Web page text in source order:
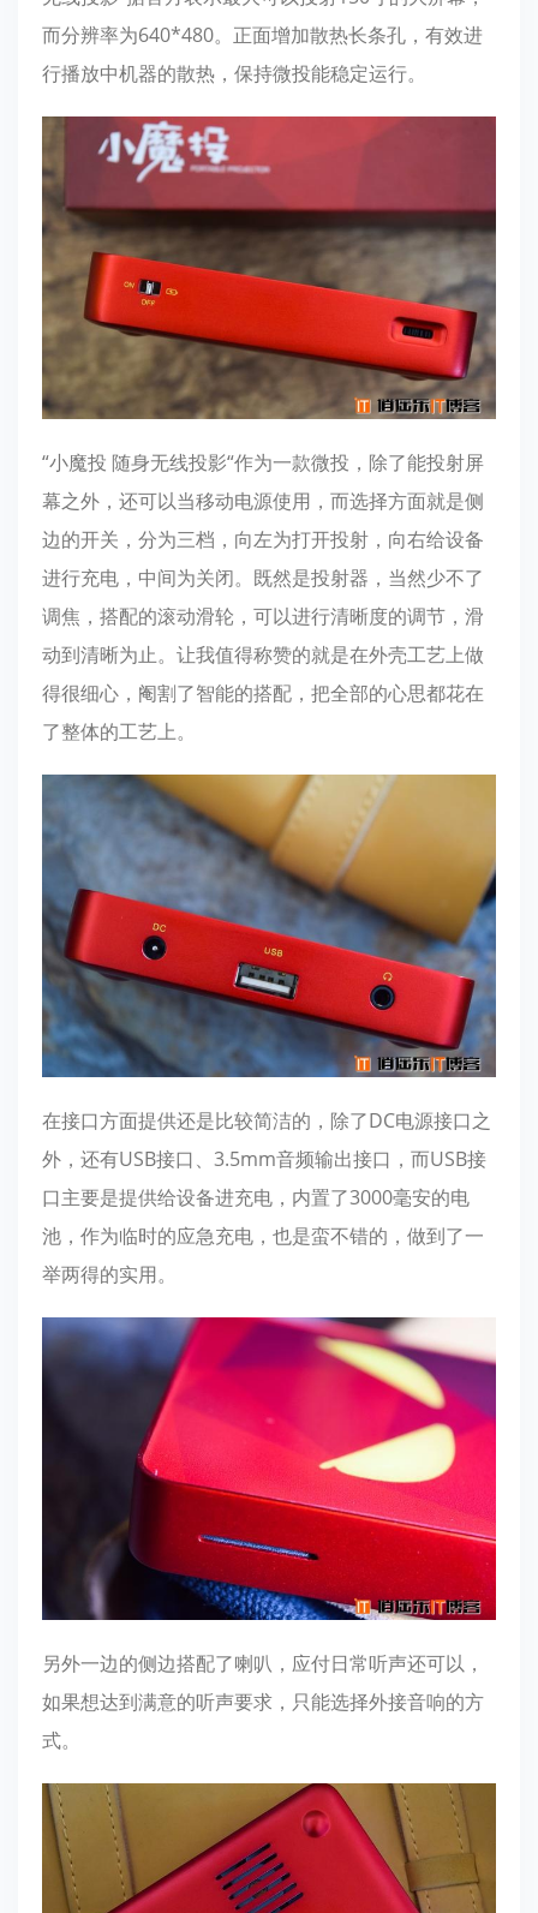
而分辨率为640*480。正面增加散热长条孔，有效进
行播放中机器的散热，保持微投能稳定运行。
“小魔投 随身无线投影“作为一款微投，除了能投射屏
幕之外，还可以当移动电源使用，而选择方面就是侧
边的开关，分为三档，向左为打开投射，向右给设备
进行充电，中间为关闭。既然是投射器，当然少不了
调焦，搭配的滚动滑轮，可以进行清晰度的调节，滑
动到清晰为止。让我值得称赞的就是在外壳工艺上做
得很细心，阉割了智能的搭配，把全部的心思都花在
了整体的工艺上。
在接口方面提供还是比较简洁的，除了DC电源接口之
外，还有USB接口、3.5mm音频输出接口，而USB接
口主要是提供给设备进充电，内置了3000毫安的电
池，作为临时的应急充电，也是蛮不错的，做到了一
举两得的实用。
另外一边的侧边搭配了喇叭，应付日常听声还可以，
如果想达到满意的听声要求，只能选择外接音响的方
式。